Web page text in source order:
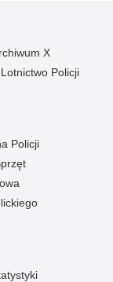
X
Lotnictwo Policji
Policji